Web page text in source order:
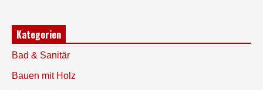
Kategorien
Bad & Sanitär
Bauen mit Holz